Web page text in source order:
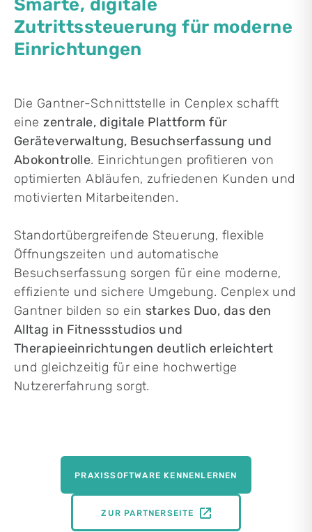
Smarte, digitale
Zutrittssteuerung für moderne
Einrichtungen
Die Gantner-Schnittstelle in Cenplex schafft
einezentrale, digitale Plattform für
Geräteverwaltung, Besuchserfassung und
Abokontrolle. Einrichtungen profitieren von
optimierten Abläufen, zufriedenen Kunden und
motivierten Mitarbeitenden.
Standortübergreifende Steuerung, flexible
Öffnungszeiten und automatische
Besuchserfassung sorgen für eine moderne,
effiziente und sichere Umgebung. Cenplex und
Gantner bilden so ein starkes Duo, das den
Alltag in Fitnessstudios und
Therapieeinrichtungen deutlich erleichtert
und gleichzeitig für eine hochwertige
Nutzererfahrung sorgt.
PRAXISSOFTWARE KENNENLERNEN
ZUR PARTNERSEITE